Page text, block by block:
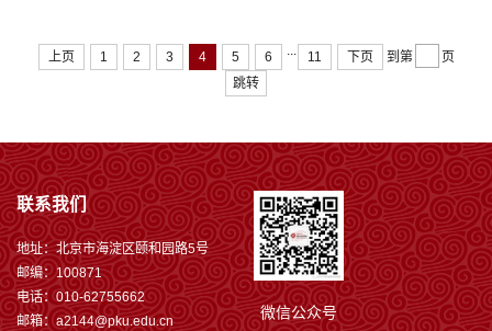
上页 1 2 3 4 5 6 ... 11 下页 到第
页
跳转
联系我们
地址：北京市海淀区颐和园路5号
邮编：100871
电话：010-62755662
邮箱：a2144@pku.edu.cn
微信公众号